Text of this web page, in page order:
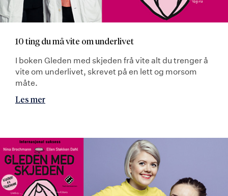
10 ting du må vite om underlivet
I boken Gleden med skjeden frå vite alt du trenger å
vite om underlivet, skrevet på en lett og morsom
måte.
Les mer